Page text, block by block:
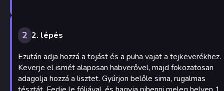
2 2. lépés
Ezután adja hozzá a tojást és a puha vajat a tejkeverékhez.
Keverje el ismét alaposan habverővel, majd fokozatosan
adagolja hozzá a lisztet. Gyúrjon belőle sima, rugalmas